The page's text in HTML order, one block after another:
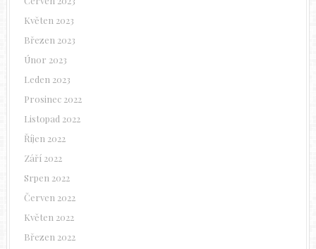
Květen 2023
Březen 2023
Únor 2023
Leden 2023
Prosinec 2022
Listopad 2022
Říjen 2022
Září 2022
Srpen 2022
Červen 2022
Květen 2022
Březen 2022